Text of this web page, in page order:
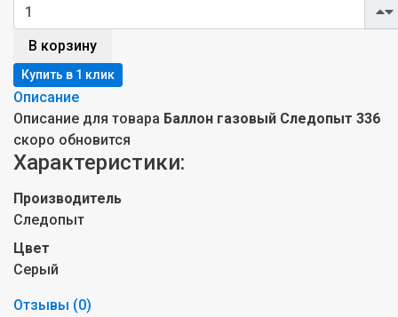
В корзину
Описание
Описание для товара Баллон газовый Следопыт 336
скоро обновится
Характеристики:
Производитель
Следопыт
Цвет
Серый
Отзывы (0)